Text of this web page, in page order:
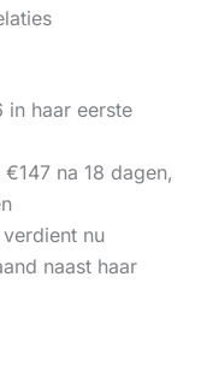
in haar eerste
na 18 dagen,
verdient nu
naast haar